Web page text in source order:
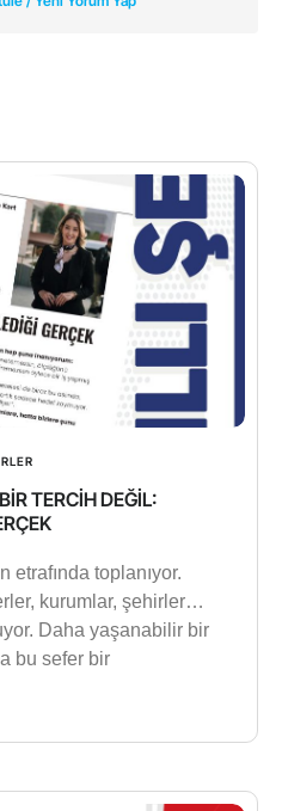
TERCİH DEĞİL:
etrafında toplanıyor.
kurumlar, şehirler…
Daha yaşanabilir bir
bu sefer bir